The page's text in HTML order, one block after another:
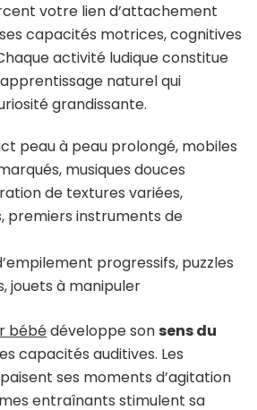
votre lien d’attachement
capacités motrices, cognitives
activité ludique constitue
naturel qui
grandissante.
peau à peau prolongé, mobiles
musiques douces
de textures variées,
premiers instruments de
progressifs, puzzles
jouets à manipuler
bébédéveloppe sonsens du
capacités auditives. Les
ses moments d’agitation
entraînants stimulent sa